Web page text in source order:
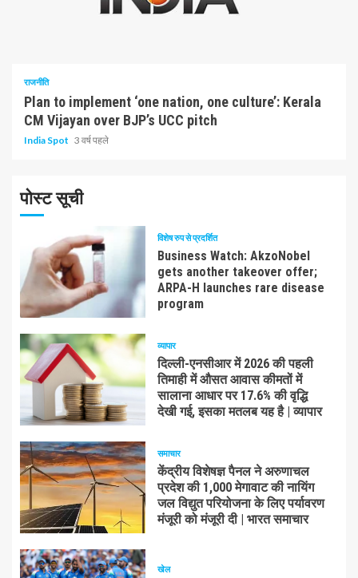
राजनीति
Plan to implement ‘one nation, one culture’: Kerala
CM Vijayan over BJP’s UCC pitch
India Spot 3 वर्ष पहले
पोस्ट सूची
विशेष रुप से प्रदर्शित
Business Watch: AkzoNobel
gets another takeover offer;
ARPA-H launches rare disease
program
व्यापार
दिल्ली-एनसीआर में 2026 की पहली
तिमाही में औसत आवास कीमतों में
सालाना आधार पर 17.6% की वृद्धि
देखी गई, इसका मतलब यह है | व्यापार
समाचार
केंद्रीय विशेषज्ञ पैनल ने अरुणाचल
प्रदेश की 1,000 मेगावाट की नायिंग
जल विद्युत परियोजना के लिए पर्यावरण
मंजूरी को मंजूरी दी | भारत समाचार
खेल